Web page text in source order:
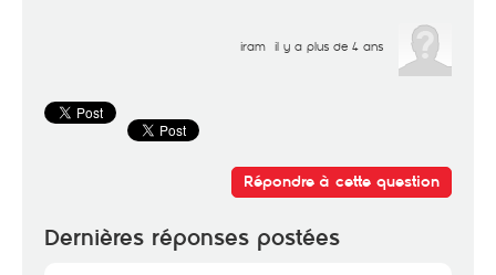
iram il y a plus de 4 ans
Répondre à cette question
Dernières réponses postées